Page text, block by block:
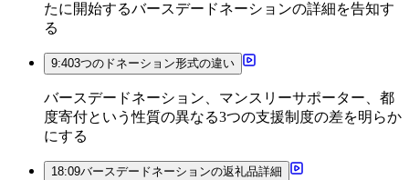
たに開始するバースデードネーションの詳細を告知す
る
9:403つのドネーション形式の違い
バースデードネーション、マンスリーサポーター、都
度寄付という性質の異なる3つの支援制度の差を明らか
にする
18:09バースデードネーションの返礼品詳細